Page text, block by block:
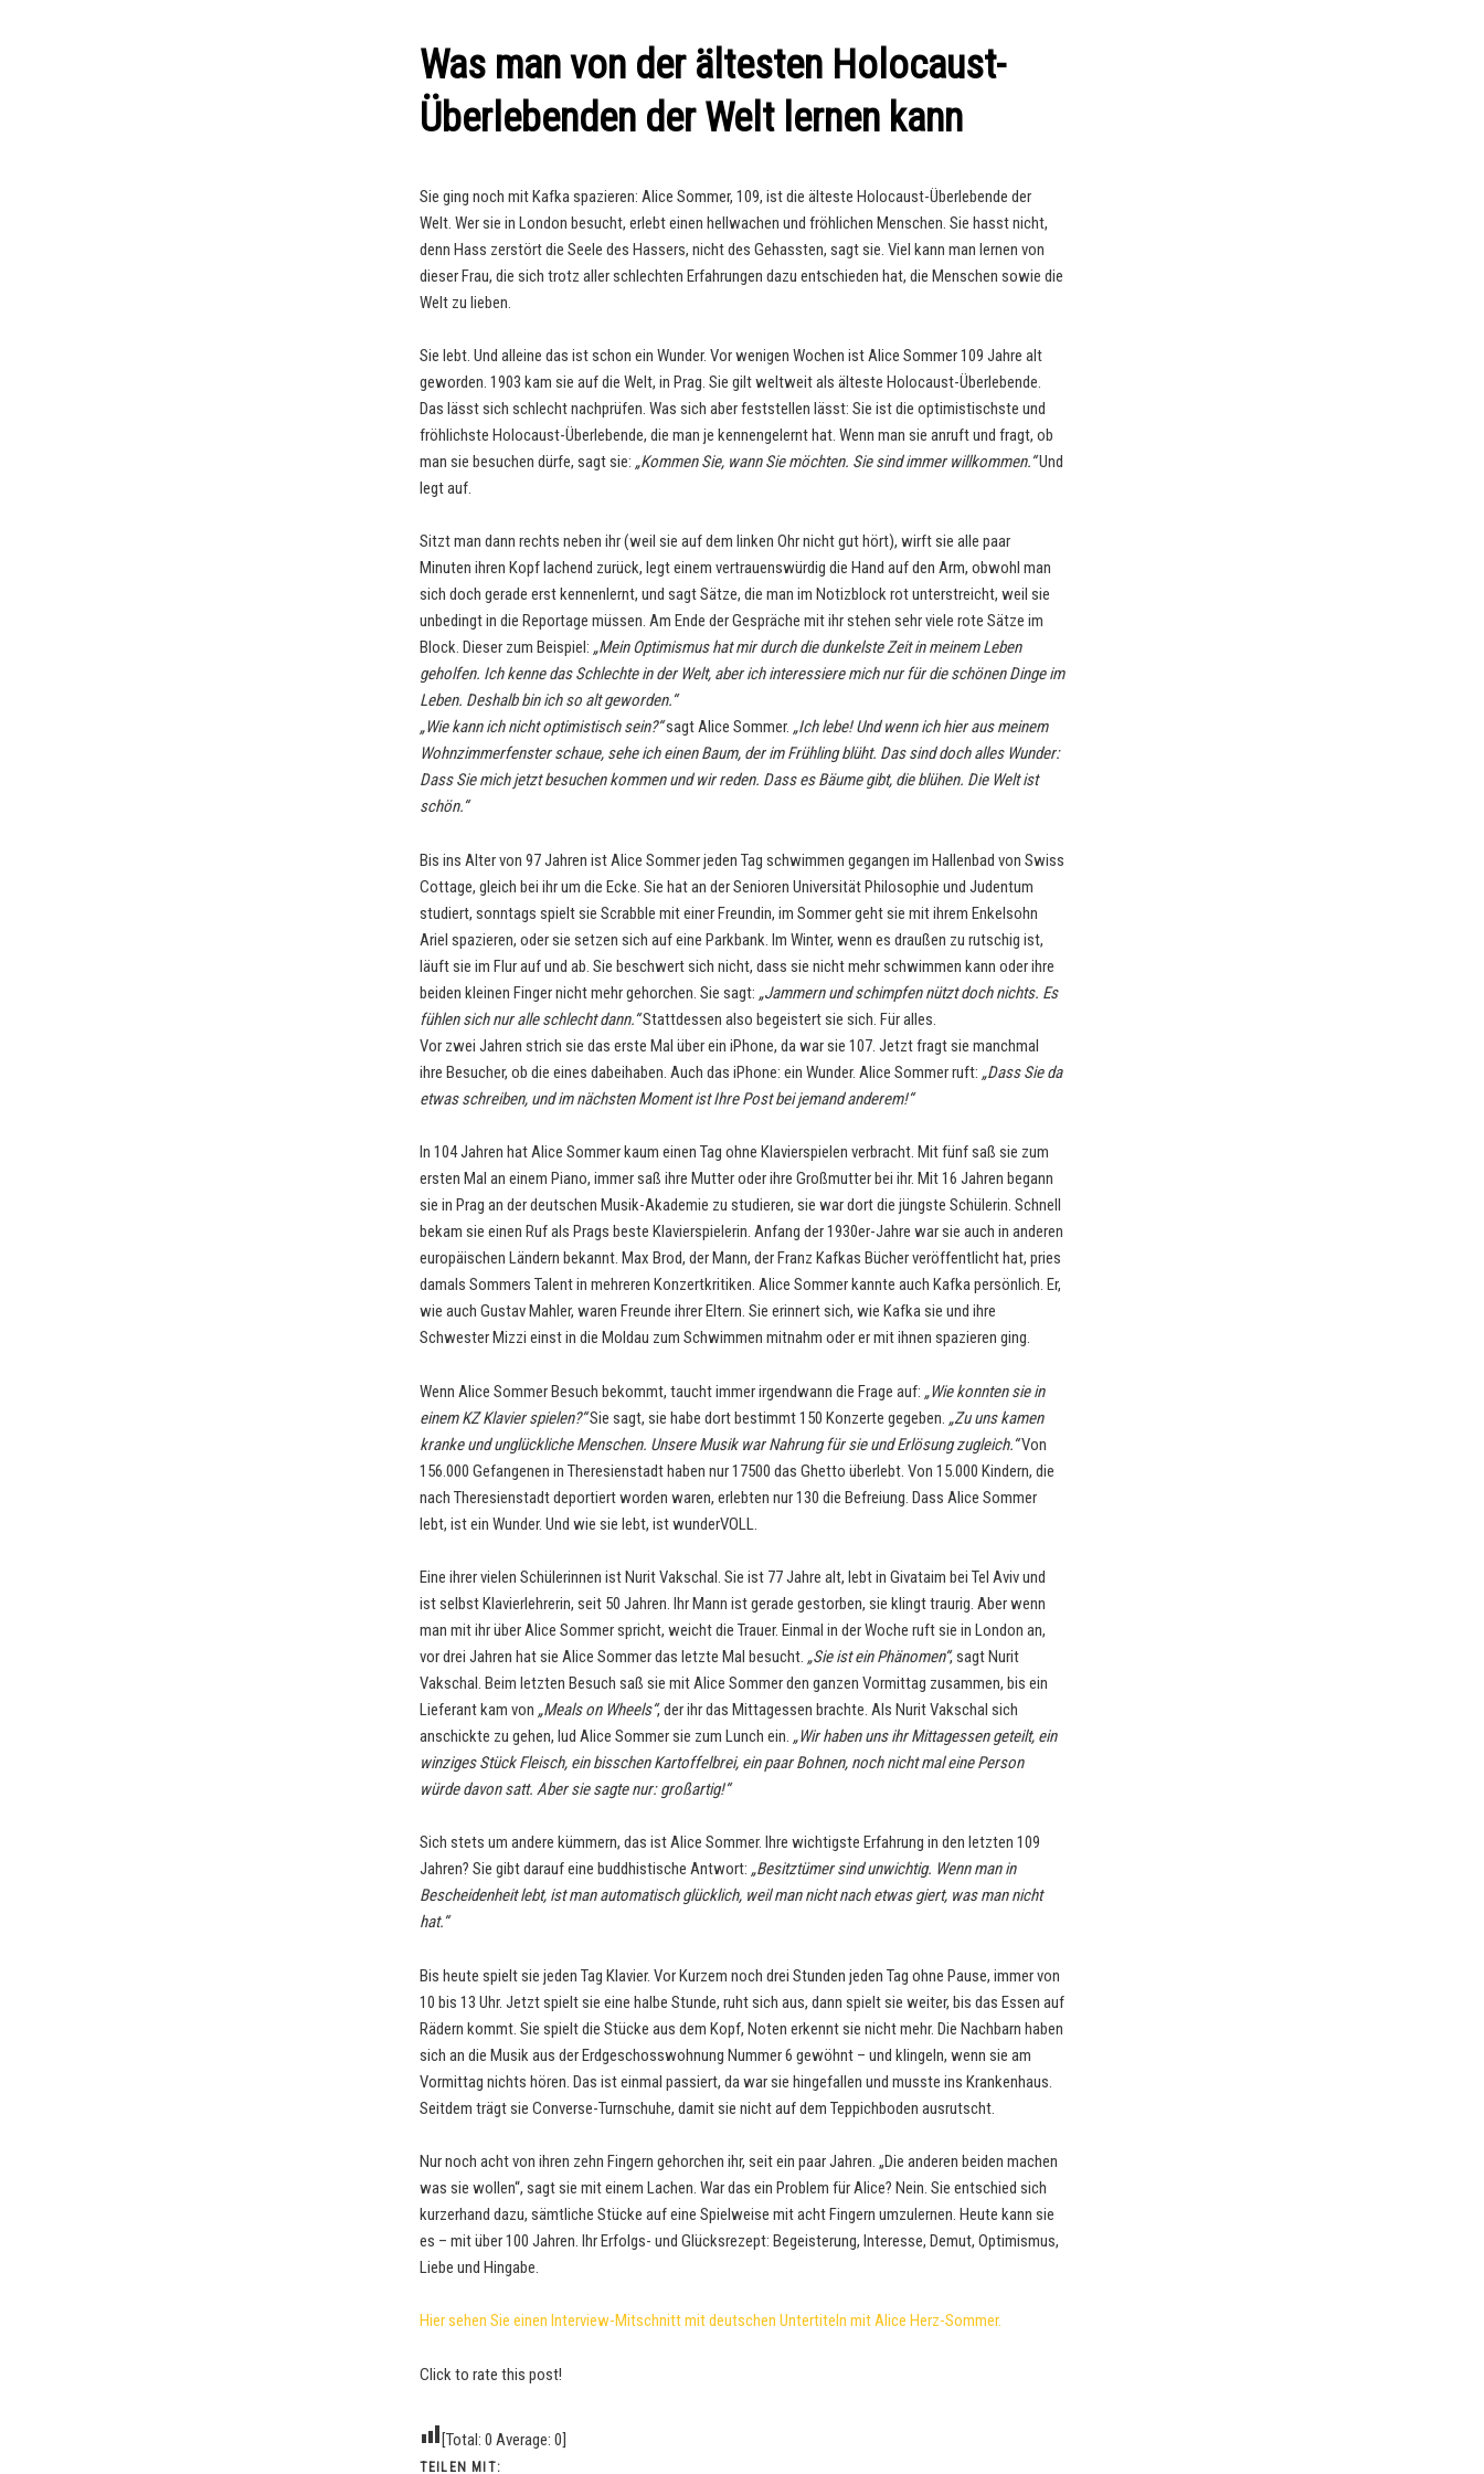
Was man von der ältesten Holocaust-
Überlebenden der Welt lernen kann
Sie ging noch mit Kafka spazieren: Alice Sommer, 109, ist die älteste Holocaust-Überlebende der
Welt. Wer sie in London besucht, erlebt einen hellwachen und fröhlichen Menschen. Sie hasst nicht,
denn Hass zerstört die Seele des Hassers, nicht des Gehassten, sagt sie. Viel kann man lernen von
dieser Frau, die sich trotz aller schlechten Erfahrungen dazu entschieden hat, die Menschen sowie die
Welt zu lieben.
Sie lebt. Und alleine das ist schon ein Wunder. Vor wenigen Wochen ist Alice Sommer 109 Jahre alt
geworden. 1903 kam sie auf die Welt, in Prag. Sie gilt weltweit als älteste Holocaust-Überlebende.
Das lässt sich schlecht nachprüfen. Was sich aber feststellen lässt: Sie ist die optimistischste und
fröhlichste Holocaust-Überlebende, die man je kennengelernt hat. Wenn man sie anruft und fragt, ob
man sie besuchen dürfe, sagt sie: „Kommen Sie, wann Sie möchten. Sie sind immer willkommen.“Und
legt auf.
Sitzt man dann rechts neben ihr (weil sie auf dem linken Ohr nicht gut hört), wirft sie alle paar
Minuten ihren Kopf lachend zurück, legt einem vertrauenswürdig die Hand auf den Arm, obwohl man
sich doch gerade erst kennenlernt, und sagt Sätze, die man im Notizblock rot unterstreicht, weil sie
unbedingt in die Reportage müssen. Am Ende der Gespräche mit ihr stehen sehr viele rote Sätze im
Block. Dieser zum Beispiel: „Mein Optimismus hat mir durch die dunkelste Zeit in meinem Leben
geholfen. Ich kenne das Schlechte in der Welt, aber ich interessiere mich nur für die schönen Dinge im
Leben. Deshalb bin ich so alt geworden.“
„Wie kann ich nicht optimistisch sein?“sagt Alice Sommer. „Ich lebe! Und wenn ich hier aus meinem
Wohnzimmerfenster schaue, sehe ich einen Baum, der im Frühling blüht. Das sind doch alles Wunder:
Dass Sie mich jetzt besuchen kommen und wir reden. Dass es Bäume gibt, die blühen. Die Welt ist
schön.“
Bis ins Alter von 97 Jahren ist Alice Sommer jeden Tag schwimmen gegangen im Hallenbad von Swiss
Cottage, gleich bei ihr um die Ecke. Sie hat an der Senioren Universität Philosophie und Judentum
studiert, sonntags spielt sie Scrabble mit einer Freundin, im Sommer geht sie mit ihrem Enkelsohn
Ariel spazieren, oder sie setzen sich auf eine Parkbank. Im Winter, wenn es draußen zu rutschig ist,
läuft sie im Flur auf und ab. Sie beschwert sich nicht, dass sie nicht mehr schwimmen kann oder ihre
beiden kleinen Finger nicht mehr gehorchen. Sie sagt: „Jammern und schimpfen nützt doch nichts. Es
fühlen sich nur alle schlecht dann.“Stattdessen also begeistert sie sich. Für alles.
Vor zwei Jahren strich sie das erste Mal über ein iPhone, da war sie 107. Jetzt fragt sie manchmal
ihre Besucher, ob die eines dabeihaben. Auch das iPhone: ein Wunder. Alice Sommer ruft: „Dass Sie da
etwas schreiben, und im nächsten Moment ist Ihre Post bei jemand anderem!“
In 104 Jahren hat Alice Sommer kaum einen Tag ohne Klavierspielen verbracht. Mit fünf saß sie zum
ersten Mal an einem Piano, immer saß ihre Mutter oder ihre Großmutter bei ihr. Mit 16 Jahren begann
sie in Prag an der deutschen Musik-Akademie zu studieren, sie war dort die jüngste Schülerin. Schnell
bekam sie einen Ruf als Prags beste Klavierspielerin. Anfang der 1930er-Jahre war sie auch in anderen
europäischen Ländern bekannt. Max Brod, der Mann, der Franz Kafkas Bücher veröffentlicht hat, pries
damals Sommers Talent in mehreren Konzertkritiken. Alice Sommer kannte auch Kafka persönlich. Er,
wie auch Gustav Mahler, waren Freunde ihrer Eltern. Sie erinnert sich, wie Kafka sie und ihre
Schwester Mizzi einst in die Moldau zum Schwimmen mitnahm oder er mit ihnen spazieren ging.
Wenn Alice Sommer Besuch bekommt, taucht immer irgendwann die Frage auf: „Wie konnten sie in
einem KZ Klavier spielen?“Sie sagt, sie habe dort bestimmt 150 Konzerte gegeben. „Zu uns kamen
kranke und unglückliche Menschen. Unsere Musik war Nahrung für sie und Erlösung zugleich.“Von
156.000 Gefangenen in Theresienstadt haben nur 17500 das Ghetto überlebt. Von 15.000 Kindern, die
nach Theresienstadt deportiert worden waren, erlebten nur 130 die Befreiung. Dass Alice Sommer
lebt, ist ein Wunder. Und wie sie lebt, ist wunderVOLL.
Eine ihrer vielen Schülerinnen ist Nurit Vakschal. Sie ist 77 Jahre alt, lebt in Givataim bei Tel Aviv und
ist selbst Klavierlehrerin, seit 50 Jahren. Ihr Mann ist gerade gestorben, sie klingt traurig. Aber wenn
man mit ihr über Alice Sommer spricht, weicht die Trauer. Einmal in der Woche ruft sie in London an,
vor drei Jahren hat sie Alice Sommer das letzte Mal besucht. „Sie ist ein Phänomen“, sagt Nurit
Vakschal. Beim letzten Besuch saß sie mit Alice Sommer den ganzen Vormittag zusammen, bis ein
Lieferant kam von „Meals on Wheels“, der ihr das Mittagessen brachte. Als Nurit Vakschal sich
anschickte zu gehen, lud Alice Sommer sie zum Lunch ein. „Wir haben uns ihr Mittagessen geteilt, ein
winziges Stück Fleisch, ein bisschen Kartoffelbrei, ein paar Bohnen, noch nicht mal eine Person
würde davon satt. Aber sie sagte nur: großartig!“
Sich stets um andere kümmern, das ist Alice Sommer. Ihre wichtigste Erfahrung in den letzten 109
Jahren? Sie gibt darauf eine buddhistische Antwort: „Besitztümer sind unwichtig. Wenn man in
Bescheidenheit lebt, ist man automatisch glücklich, weil man nicht nach etwas giert, was man nicht
hat.“
Bis heute spielt sie jeden Tag Klavier. Vor Kurzem noch drei Stunden jeden Tag ohne Pause, immer von
10 bis 13 Uhr. Jetzt spielt sie eine halbe Stunde, ruht sich aus, dann spielt sie weiter, bis das Essen auf
Rädern kommt. Sie spielt die Stücke aus dem Kopf, Noten erkennt sie nicht mehr. Die Nachbarn haben
sich an die Musik aus der Erdgeschosswohnung Nummer 6 gewöhnt – und klingeln, wenn sie am
Vormittag nichts hören. Das ist einmal passiert, da war sie hingefallen und musste ins Krankenhaus.
Seitdem trägt sie Converse-Turnschuhe, damit sie nicht auf dem Teppichboden ausrutscht.
Nur noch acht von ihren zehn Fingern gehorchen ihr, seit ein paar Jahren. „Die anderen beiden machen
was sie wollen“, sagt sie mit einem Lachen. War das ein Problem für Alice? Nein. Sie entschied sich
kurzerhand dazu, sämtliche Stücke auf eine Spielweise mit acht Fingern umzulernen. Heute kann sie
es – mit über 100 Jahren. Ihr Erfolgs- und Glücksrezept: Begeisterung, Interesse, Demut, Optimismus,
Liebe und Hingabe.
Hier sehen Sie einen Interview-Mitschnitt mit deutschen Untertiteln mit Alice Herz-Sommer.
Click to rate this post!
[Total: 0 Average: 0]
TEILEN MIT: